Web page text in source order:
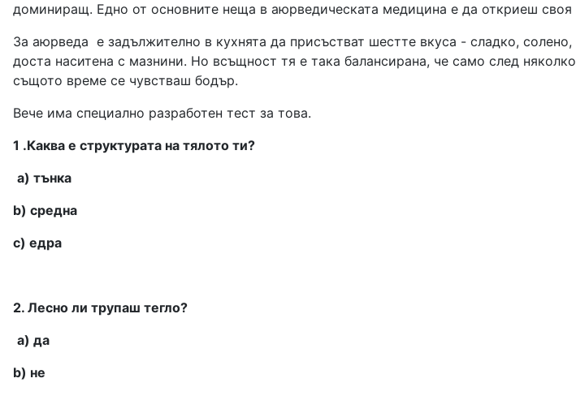
доминиращ. Едно от основните неща в аюрведическата медицина е да откриеш
За аюрведа е задължително в кухнята да присъстват шестте вкуса - сладко,
доста наситена с мазнини. Но всъщност тя е така балансирана, че само след
същото време се чувстваш бодър.
Вече има специално разработен тест за това.
1 .Каква е структурата на тялото ти?
a) тънка
b) средна
c) едра
2. Лесно ли трупаш тегло?
a) да
b) не